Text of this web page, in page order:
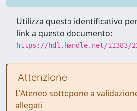
Utilizza questo identificativo
link a questo documento:
https://hdl.handle.net/11383/
Attenzione
L'Ateneo sottopone a
allegati